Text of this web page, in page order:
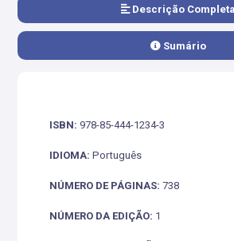
Descrição Completa
Sumário
ISBN: 978-85-444-1234-3
IDIOMA: Português
NÚMERO DE PÁGINAS: 738
NÚMERO DA EDIÇÃO: 1